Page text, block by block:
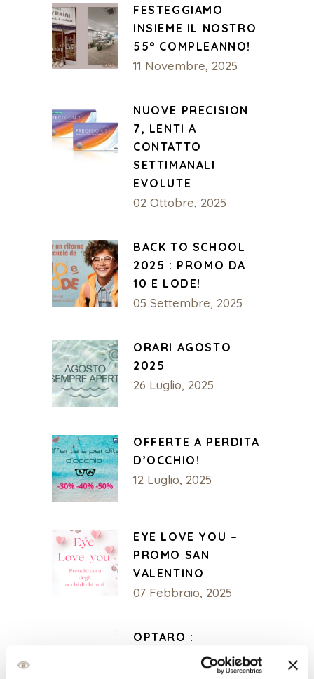
FESTEGGIAMO
INSIEME IL NOSTRO
55° COMPLEANNO!
11 Novembre, 2025
NUOVE PRECISION
7, LENTI A
CONTATTO
SETTIMANALI
EVOLUTE
02 Ottobre, 2025
BACK TO SCHOOL
2025 : PROMO DA
10 E LODE!
05 Settembre, 2025
ORARI AGOSTO
2025
26 Luglio, 2025
OFFERTE A PERDITA
D’OCCHIO!
12 Luglio, 2025
EYE LOVE YOU –
PROMO SAN
VALENTINO
07 Febbraio, 2025
OPTARO :
INGRANDITORE
DEFINITIVO PER